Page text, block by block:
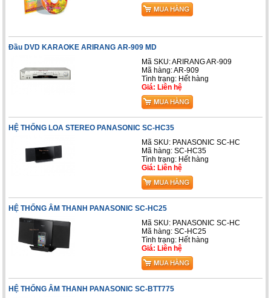
Đầu DVD KARAOKE ARIRANG AR-909 MD
Mã SKU: ARIRANG AR-909
Mã hàng: AR-909
Tình trạng: Hết hàng
Giá: Liên hệ
HỆ THỐNG LOA STEREO PANASONIC SC-HC35
Mã SKU: PANASONIC SC-HC
Mã hàng: SC-HC35
Tình trạng: Hết hàng
Giá: Liên hệ
HỆ THỐNG ÂM THANH PANASONIC SC-HC25
Mã SKU: PANASONIC SC-HC
Mã hàng: SC-HC25
Tình trạng: Hết hàng
Giá: Liên hệ
HỆ THỐNG ÂM THANH PANASONIC SC-BTT775